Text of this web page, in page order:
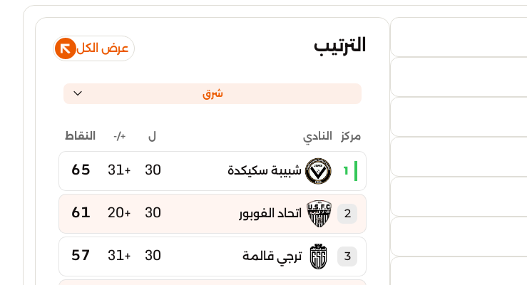
الترتيب عرض الكل
شرق
مركز النادي ل +/- النقاط
1 شبيبة سكيكدة 30
+31
65
2 اتحاد الفوبور 30
+20
61
3 ترجي قالمة 30
+31
57